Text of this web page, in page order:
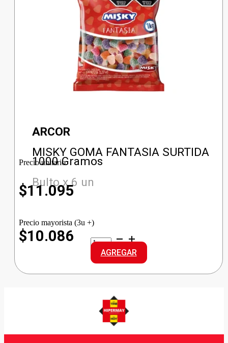
ARCOR
MISKY GOMA FANTASIA SURTIDA
1000 Gramos
Bulto x 6 un
Precio unitario
$11.095
Precio mayorista (3u +)
$10.086
MISKY
GOMA
FANTASIA
SURTIDA
cantidad
AGREGAR